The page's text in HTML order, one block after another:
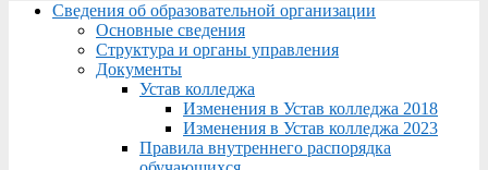
Menu
Сведения об образовательной организации
Основные сведения
Структура и органы управления
Документы
Устав колледжа
Изменения в Устав колледжа 2018
Изменения в Устав колледжа 2023
Правила внутреннего распорядка